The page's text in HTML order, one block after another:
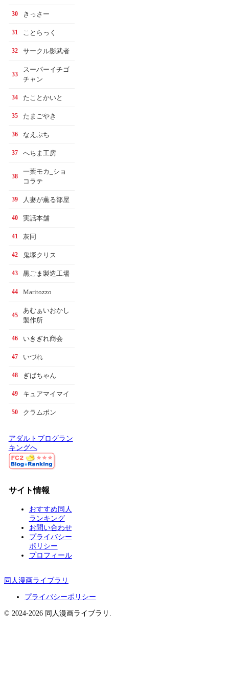
30 きっさー
31 ことらっく
32 サークル影武者
33
スーパーイチゴ
チャン
34 たことかいと
35 たまごやき
36 なえぷち
37 へちま工房
38
一葉モカ_ショ
コラテ
39 人妻が薫る部屋
40 実話本舗
41 灰同
42 鬼塚クリス
43 黒ごま製造工場
44 Maritozzo
45
あむぁいおかし
製作所
46 いきぎれ商会
47 いづれ
48 ぎばちゃん
49 キュアマイマイ
50 クラムボン
アダルトブログラン
キングへ
サイト情報
おすすめ同人
ランキング
お問い合わせ
プライバシー
ポリシー
プロフィール
同人漫画ライブラリ
プライバシーポリシー
© 2024-2026 同人漫画ライブラリ.